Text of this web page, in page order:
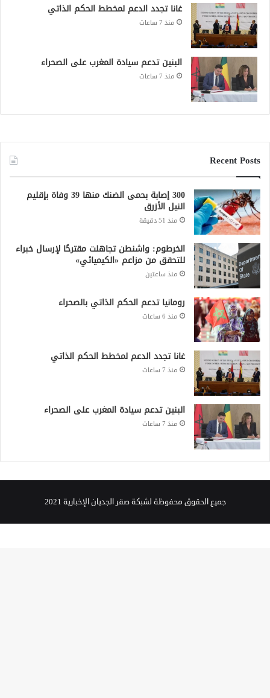
غانا تجدد الدعم لمخطط الحكم الذاتي
منذ 7 ساعات
البنين تدعم سيادة المغرب على الصحراء
منذ 7 ساعات
Recent Posts
300 إصابة بحمى الضنك منها 39 وفاة بإقليم
النيل الأزرق
منذ 51 دقيقة
الخرطوم: واشنطن تجاهلت مقترحًا لإرسال خبراء
للتحقق من مزاعم «الكيميائي»
منذ ساعتين
رومانيا تدعم الحكم الذاتي بالصحراء
منذ 6 ساعات
غانا تجدد الدعم لمخطط الحكم الذاتي
منذ 7 ساعات
البنين تدعم سيادة المغرب على الصحراء
منذ 7 ساعات
جميع الحقوق محفوظة لشبكة صقر الجديان الإخبارية 2021